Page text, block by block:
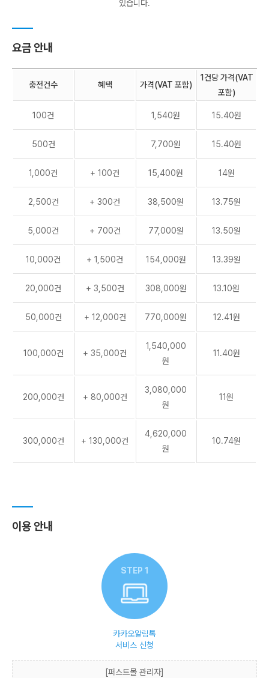
있습니다.
요금 안내
충전건수 혜택 가격(VAT 포함)
1건당 가격(VAT
포함)
100건 1,540원 15.40원
500건 7,700원 15.40원
1,000건 + 100건 15,400원 14원
2,500건 + 300건 38,500원 13.75원
5,000건 + 700건 77,000원 13.50원
10,000건 + 1,500건 154,000원 13.39원
20,000건 + 3,500건 308,000원 13.10원
50,000건 + 12,000건 770,000원 12.41원
100,000건 + 35,000건
1,540,000
원
11.40원
200,000건 + 80,000건
3,080,000
원
11원
300,000건 + 130,000건
4,620,000
원
10.74원
이용 안내
STEP 1
카카오알림톡
서비스 신청
[퍼스트몰 관리자]